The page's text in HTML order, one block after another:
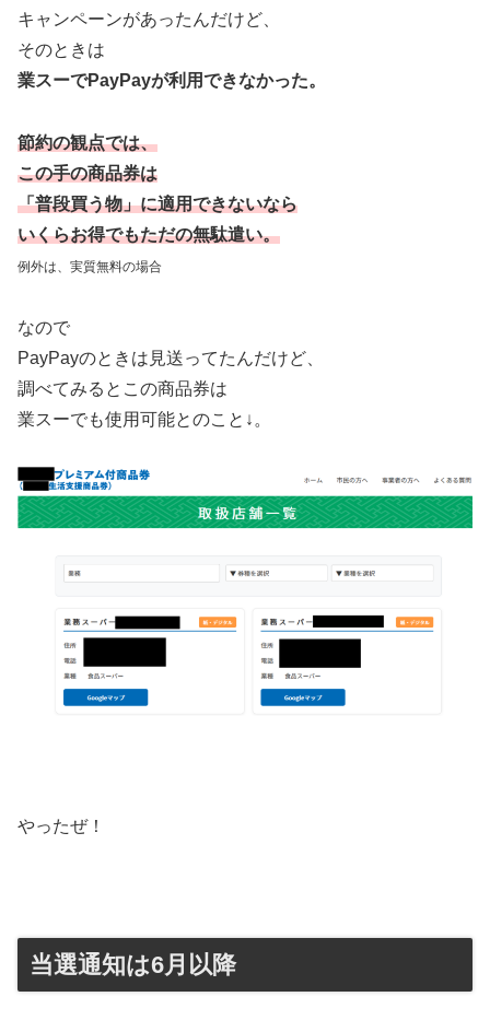
キャンペーンがあったんだけど、
そのときは
業スーでPayPayが利用できなかった。
節約の観点では、
この手の商品券は
「普段買う物」に適用できないなら
いくらお得でもただの無駄遣い。
例外は、 実質無料の場合
なので
PayPayのときは見送ってたんだけど、
調べてみるとこの商品券は
業スーでも使用可能とのこと↓。
やったぜ！
当選通知は6月以降